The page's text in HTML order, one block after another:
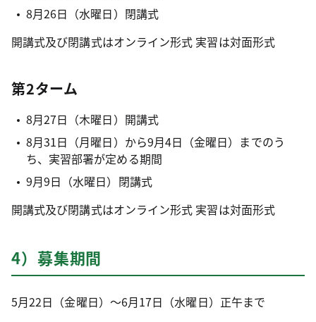
8月26日（水曜日）閉講式
開講式及び閉講式はオンライン形式 実習は対面形式
第2ターム
8月27日（木曜日）開講式
8月31日（月曜日）から9月4日（金曜日）までのう
ち、実習部署が定める期間
9月9日（水曜日）閉講式
開講式及び閉講式はオンライン形式 実習は対面形式
4）募集期間
5月22日（金曜日）～6月17日（水曜日）正午まで